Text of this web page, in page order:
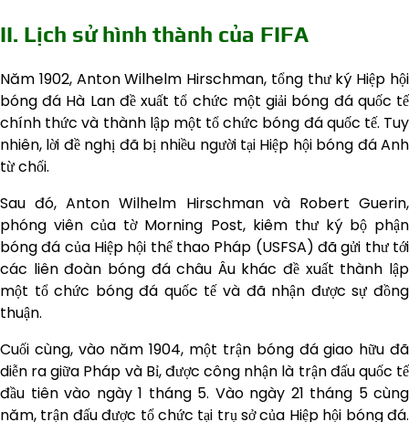
II. Lịch sử hình thành của FIFA
Năm 1902, Anton Wilhelm Hirschman, tổng thư ký Hiệp hội
bóng đá Hà Lan đề xuất tổ chức một giải bóng đá quốc tế
chính thức và thành lập một tổ chức bóng đá quốc tế. Tuy
nhiên, lời đề nghị đã bị nhiều người tại Hiệp hội bóng đá Anh
từ chối.
Sau đó, Anton Wilhelm Hirschman và Robert Guerin,
phóng viên của tờ Morning Post, kiêm thư ký bộ phận
bóng đá của Hiệp hội thể thao Pháp (USFSA) đã gửi thư tới
các liên đoàn bóng đá châu Âu khác đề xuất thành lập
một tổ chức bóng đá quốc tế và đã nhận được sự đồng
thuận.
Cuối cùng, vào năm 1904, một trận bóng đá giao hữu đã
diễn ra giữa Pháp và Bỉ, được công nhận là trận đấu quốc tế
đầu tiên vào ngày 1 tháng 5. Vào ngày 21 tháng 5 cùng
năm, trận đấu được tổ chức tại trụ sở của Hiệp hội bóng đá.